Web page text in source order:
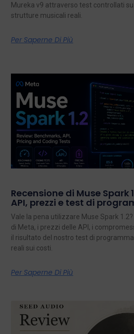
Mureka v9 attraverso test controllati
strutture musicali reali.
Per Saperne Di Più
Recensione di Muse Spark
API, prezzi e test di
Vale la pena utilizzare Muse Spark
di Meta, i prezzi delle API, i
il risultato del nostro test di
reali sui costi.
Per Saperne Di Più